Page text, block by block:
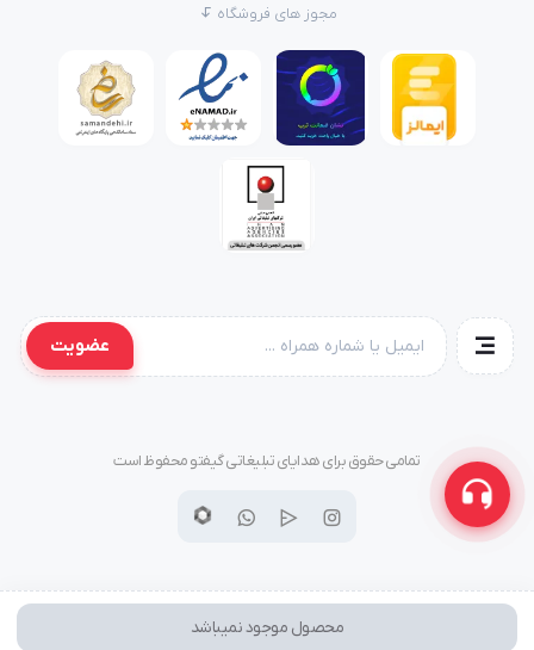
محصول موجود نمیباشد
مجوز های فروشگاه
عضویت
تمامی حقوق برای هدایای تبلیغاتی گیفتو محفوظ است